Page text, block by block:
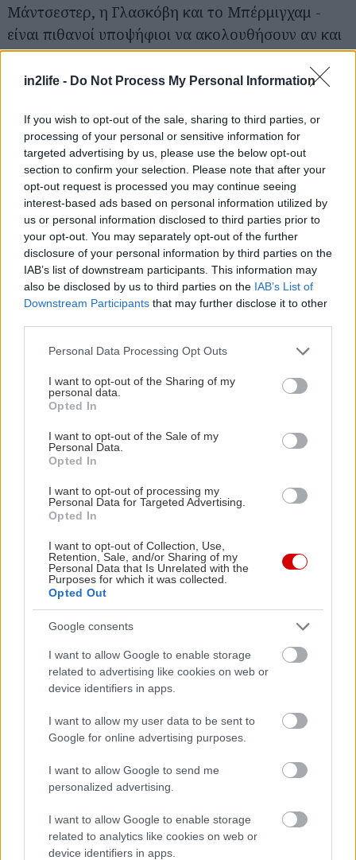
in2life - Do Not Process My Personal Information
If you wish to opt-out of the sale, sharing to third parties, or
processing of your personal or sensitive information for
targeted advertising by us, please use the below opt-out
section to confirm your selection. Please note that after your
opt-out request is processed you may continue seeing
interest-based ads based on personal information utilized by
us or personal information disclosed to third parties prior to
your opt-out. You may separately opt-out of the further
disclosure of your personal information by third parties on the
IAB’s list of downstream participants. This information may
also be disclosed by us to third parties on the IAB’s List of
Downstream Participants that may further disclose it to other
Please note that this website/app uses one or more Google
not limited to your visit or usage behaviour. You may click to
grant or deny consent to Google and its third-party tags to
use your data for below specified purposes in below Google
consent section.
Personal Data Processing Opt Outs
I want to opt-out of the Sharing of my
personal data.
Opted In
I want to opt-out of the Sale of my
Personal Data.
Opted In
I want to opt-out of processing my
Personal Data for Targeted Advertising.
Opted In
I want to opt-out of Collection, Use,
Retention, Sale, and/or Sharing of my
Personal Data that Is Unrelated with the
Purposes for which it was collected.
Opted Out
Google consents
I want to allow Google to enable storage
related to advertising like cookies on web or
device identifiers in apps.
I want to allow my user data to be sent to
Google for online advertising purposes.
I want to allow Google to send me
personalized advertising.
I want to allow Google to enable storage
related to analytics like cookies on web or
device identifiers in apps.
Μάντσεστερ, η Γλασκόβη και το Μπέρμιγχαμ -
είναι πιθανοί υποψήφιοι να ακολουθήσουν αν και
καμία δεν έχει ακόμη ανακοινωθεί ούτε
επιβεβαιωθεί.